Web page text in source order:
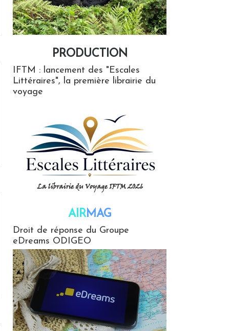
PRODUCTION
IFTM : lancement des "Escales
Littéraires", la première librairie du
voyage
AIRMAG
Droit de réponse du Groupe
eDreams ODIGEO